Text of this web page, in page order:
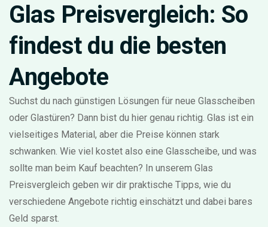
Glas Preisvergleich: So
findest du die besten
Angebote
Suchst du nach günstigen Lösungen für neue Glasscheiben
oder Glastüren? Dann bist du hier genau richtig. Glas ist ein
vielseitiges Material, aber die Preise können stark
schwanken. Wie viel kostet also eine Glasscheibe, und was
sollte man beim Kauf beachten? In unserem Glas
Preisvergleich geben wir dir praktische Tipps, wie du
verschiedene Angebote richtig einschätzt und dabei bares
Geld sparst.